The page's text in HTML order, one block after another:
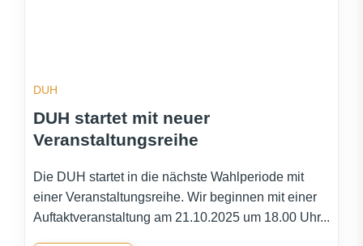
DUH
DUH startet mit neuer
Veranstaltungsreihe
Die DUH startet in die nächste Wahlperiode mit
einer Veranstaltungsreihe. Wir beginnen mit einer
Auftaktveranstaltung am 21.10.2025 um 18.00 Uhr...